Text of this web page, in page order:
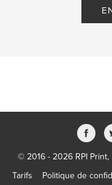
© 2016 - 2026 RPI Print,
Tarifs
Politique de